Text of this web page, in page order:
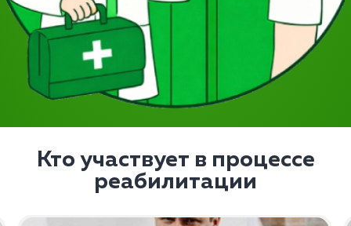
Кто участвует в процессе
реабилитации